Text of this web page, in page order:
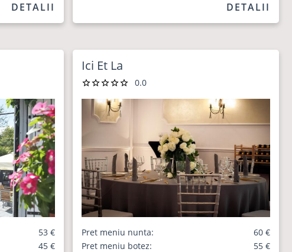
DETALII DETALII
53 €
45 €
Ici Et La
0.0
Pret meniu nunta:
60 €
Pret meniu botez:
55 €